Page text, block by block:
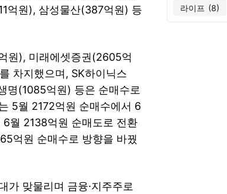
억원), 삼성물산(387억원) 등
원), 미래에셋증권(2605억
차지했으며, SK하이닉스
명(1085억원) 등은 순매수로
5월 2172억원 순매수에서 6
월 2138억원 순매도로 전환
억원 순매수로 방향을 바꿨
가 맞물리며 금융·지주주로
라이프 (8)